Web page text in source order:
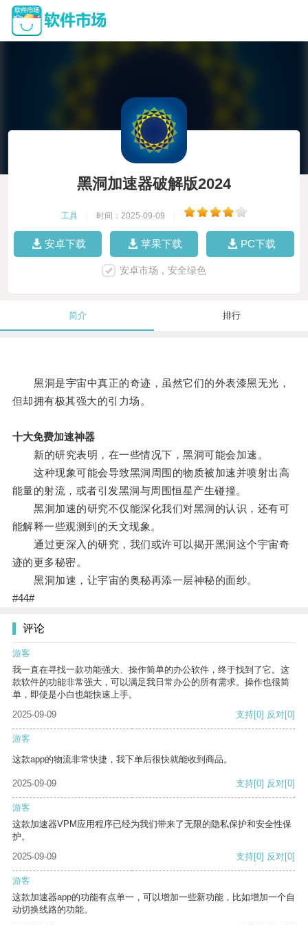
黑洞加速器破解版2024
工具 时间：2025-09-09
安卓下载 苹果下载 PC下载
安卓市场，安全绿色
简介 排行
黑洞是宇宙中真正的奇迹，虽然它们的外表漆黑无光，
但却拥有极其强大的引力场。
十大免费加速神器
新的研究表明，在一些情况下，黑洞可能会加速。
这种现象可能会导致黑洞周围的物质被加速并喷射出高
能量的射流，或者引发黑洞与周围恒星产生碰撞。
黑洞加速的研究不仅能深化我们对黑洞的认识，还有可
能解释一些观测到的天文现象。
通过更深入的研究，我们或许可以揭开黑洞这个宇宙奇
迹的更多秘密。
黑洞加速，让宇宙的奥秘再添一层神秘的面纱。
#44#
评论
游客
我一直在寻找一款功能强大、操作简单的办公软件，终于找到了它。这
款软件的功能非常强大，可以满足我日常办公的所有需求。操作也很简
单，即使是小白也能快速上手。
2025-09-09
支持[0] 反对[0]
游客
这款app的物流非常快捷，我下单后很快就能收到商品。
2025-09-09 支持[0] 反对[0]
游客
这款加速器VPM应用程序已经为我们带来了无限的隐私保护和安全性保
护。
2025-09-09
支持[0] 反对[0]
游客
这款加速器app的功能有点单一，可以增加一些新功能，比如增加一个自
动切换线路的功能。